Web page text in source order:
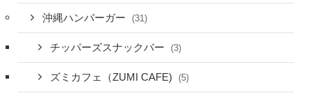
沖縄ハンバーガー (31)
チッパーズスナックバー (3)
ズミカフェ（ZUMI CAFE) (5)